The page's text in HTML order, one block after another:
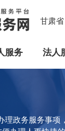
甘肃省
服务 法人
理政务服务事